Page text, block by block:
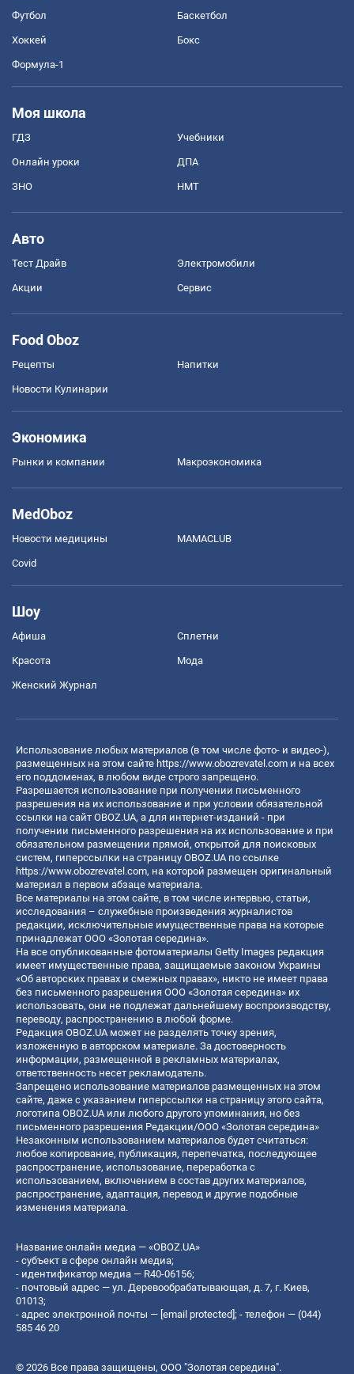
Футбол Баскетбол
Хоккей Бокс
Формула-1
Моя школа
ГДЗ Учебники
Онлайн уроки ДПА
ЗНО НМТ
Авто
Тест Драйв Электромобили
Акции Сервис
Food Oboz
Рецепты Напитки
Новости Кулинарии
Экономика
Рынки и компании Mакроэкономика
MedOboz
Новости медицины MAMACLUB
Covid
Шоу
Афиша Сплетни
Красота Мода
Женский Журнал
Использование любых материалов (в том числе фото- и видео-),
размещенных на этом сайте https://www.obozrevatel.com и на всех
его поддоменах, в любом виде строго запрещено.
Разрешается использование при получении письменного
разрешения на их использование и при условии обязательной
ссылки на сайт OBOZ.UA, а для интернет-изданий - при
получении письменного разрешения на их использование и при
обязательном размещении прямой, открытой для поисковых
систем, гиперссылки на страницу OBOZ.UA по ссылке
https://www.obozrevatel.com, на которой размещен оригинальный
материал в первом абзаце материала.
Все материалы на этом сайте, в том числе интервью, статьи,
исследования – служебные произведения журналистов
редакции, исключительные имущественные права на которые
принадлежат ООО «Золотая середина».
На все опубликованные фотоматериалы Getty Images редакция
имеет имущественные права, защищаемые законом Украины
«Об авторских правах и смежных правах», никто не имеет права
без письменного разрешения ООО «Золотая середина» их
использовать, они не подлежат дальнейшему воспроизводству,
переводу, распространению в любой форме.
Редакция OBOZ.UA может не разделять точку зрения,
изложенную в авторском материале. За достоверность
информации, размещенной в рекламных материалах,
ответственность несет рекламодатель.
Запрещено использование материалов размещенных на этом
сайте, даже с указанием гиперссылки на страницу этого сайта,
логотипа OBOZ.UA или любого другого упоминания, но без
письменного разрешения Редакции/ООО «Золотая середина»
Незаконным использованием материалов будет считаться:
любое копирование, публикация, перепечатка, последующее
распространение, использование, переработка с
использованием, включением в состав других материалов,
распространение, адаптация, перевод и другие подобные
изменения материала.
Название онлайн медиа — «OBOZ.UA»
- субъект в сфере онлайн медиа;
- идентификатор медиа — R40-06156;
- почтовый адрес — ул. Деревообрабатывающая, д. 7, г. Киев,
01013;
- адрес электронной почты — [email protected]; - телефон — (044)
585 46 20
© 2026 Все права защищены, ООО "Золотая середина".